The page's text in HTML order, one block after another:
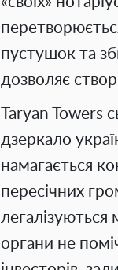
пустушок та
дозволяє
Taryan Towers
дзеркало
намагається
пересічних
органи не